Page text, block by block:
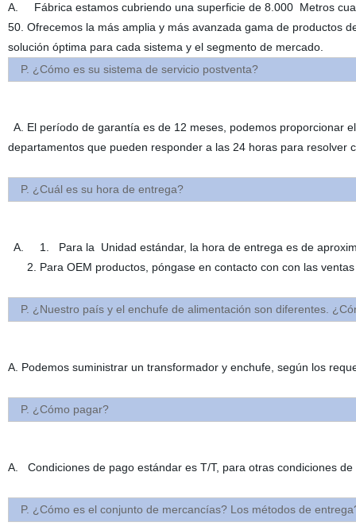
A. Fábrica estamos cubriendo una superficie de 8.000 Metros
50. Ofrecemos la más amplia y más avanzada gama de productos
solución óptima para cada sistema y el segmento de mercado.
P. ¿Cómo es su sistema de servicio postventa?
A. El período de garantía es de 12 meses, podemos proporcionar
departamentos que pueden responder a las 24 horas para
P. ¿Cuál es su hora de entrega?
A. 1. Para la Unidad estándar, la hora de entrega es de
2. Para OEM productos, póngase en contacto con con las
P. ¿Nuestro país y el enchufe de alimentación son diferentes.
A. Podemos suministrar un transformador y enchufe, según los
P. ¿Cómo pagar?
A. Condiciones de pago estándar es T/T, para otras condiciones
P. ¿Cómo es el conjunto de mercancías? Los métodos de